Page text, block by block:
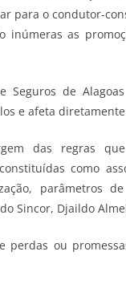
para o condutor-
inúmeras as
de Alagoas
e afeta
das regras
como
parâmetros
Sincor, Djaildo
ou